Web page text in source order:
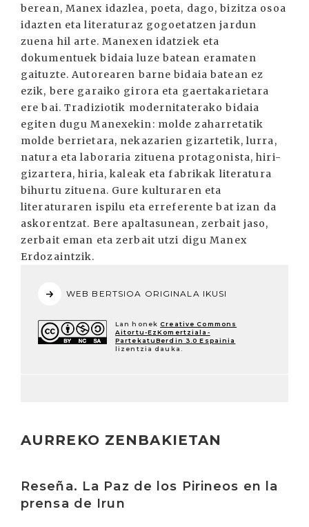
berean, Manex idazlea, poeta, dago, bizitza osoa
idazten eta literaturaz gogoetatzen jardun
zuena hil arte. Manexen idatziek eta
dokumentuek bidaia luze batean eramaten
gaituzte. Autorearen barne bidaia batean ez
ezik, bere garaiko girora eta gaertakarietara
ere bai. Tradiziotik modernitaterako bidaia
egiten dugu Manexekin: molde zaharretatik
molde berrietara, nekazarien gizartetik, lurra,
natura eta laboraria zituena protagonista, hiri-
gizartera, hiria, kaleak eta fabrikak literatura
bihurtu zituena. Gure kulturaren eta
literaturaren ispilu eta erreferente bat izan da
askorentzat. Bere apaltasunean, zerbait jaso,
zerbait eman eta zerbait utzi digu Manex
Erdozaintzik.
WEB BERTSIOA ORIGINALA IKUSI
Lan honek Creative Commons
Aitortu-EzKomertziala-
PartekatuBerdin 3.0 Espainia
lizentzia dauka.
AURREKO ZENBAKIETAN
Reseña. La Paz de los Pirineos en la
prensa de Irun